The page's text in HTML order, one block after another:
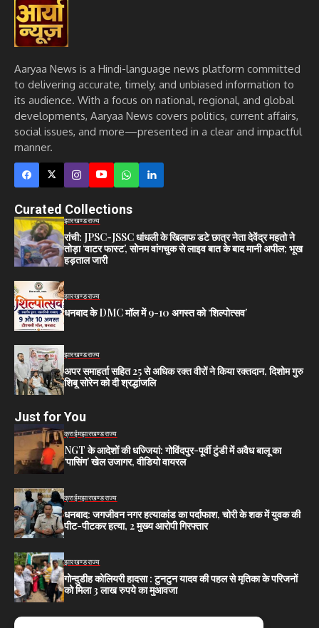
Aaryaa News is a Hindi-language news platform committed
to delivering accurate, timely, and unbiased information to
its audience. With a focus on national, regional, and global
developments, Aaryaa News covers politics, current affairs,
social issues, and more—presented in a clear and impactful
manner.
Curated Collections
झारखण्डराज्य
रांची: JPSC-JSSC धांधली के खिलाफ डटे छात्र नेता देवेंद्र महतो ने
तोड़ा ‘वाटर फास्ट’, सोनम वांगचुक से लाइव बात के बाद मानी अपील; भूख
हड़ताल जारी
झारखण्डराज्य
धनबाद के DMC मॉल में 9-10 अगस्त को ‘शिल्पोत्सव’
झारखण्डराज्य
अपर समाहर्ता सहित 25 से अधिक रक्त वीरों ने किया रक्तदान, दिशोम गुरु
शिबू सोरेन को दी श्रद्धांजलि
Just for You
क्राईमझारखण्डराज्य
NGT के आदेशों की धज्जियां: गोविंदपुर-पूर्वी टुंडी में अवैध बालू का
‘पासिंग’ खेल उजागर, वीडियो वायरल
क्राईमझारखण्डराज्य
धनबाद: जगजीवन नगर हत्याकांड का पर्दाफाश, चोरी के शक में युवक की
पीट-पीटकर हत्या, 2 मुख्य आरोपी गिरफ्तार
झारखण्डराज्य
गोन्दुडीह कोलियरी हादसा : टुनटुन यादव की पहल से मृतिका के परिजनों
को मिला 3 लाख रुपये का मुआवजा